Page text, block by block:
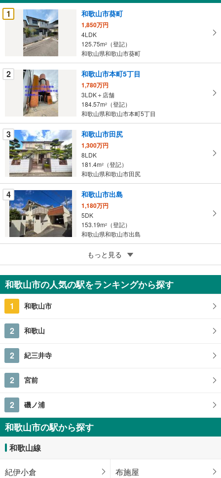
受
け
条
件
ー
ジ
に
保
存
す
る
1 和歌山市葵町
1,850万円
4LDK
125.75m2
（登記）
和歌山県和歌山市葵町
2 和歌山市本町5丁目
1,780万円
3LDK＋店舗
184.57m2
（登記）
和歌山県和歌山市本町5丁目
3 和歌山市田尻
1,300万円
8LDK
181.4m2
（登記）
和歌山県和歌山市田尻
4 和歌山市出島
1,180万円
5DK
153.19m2
（登記）
和歌山県和歌山市出島
和歌山市西庄
1,620万円
6LLDK
166.87m2（登記）
和歌山県和歌山市西庄
もっと見る
和歌山市の人気の駅をランキングから探す
1 和歌山市
2 和歌山
2 紀三井寺
2 宮前
2 磯ノ浦
和歌山市の駅から探す
和歌山線
紀伊小倉 布施屋